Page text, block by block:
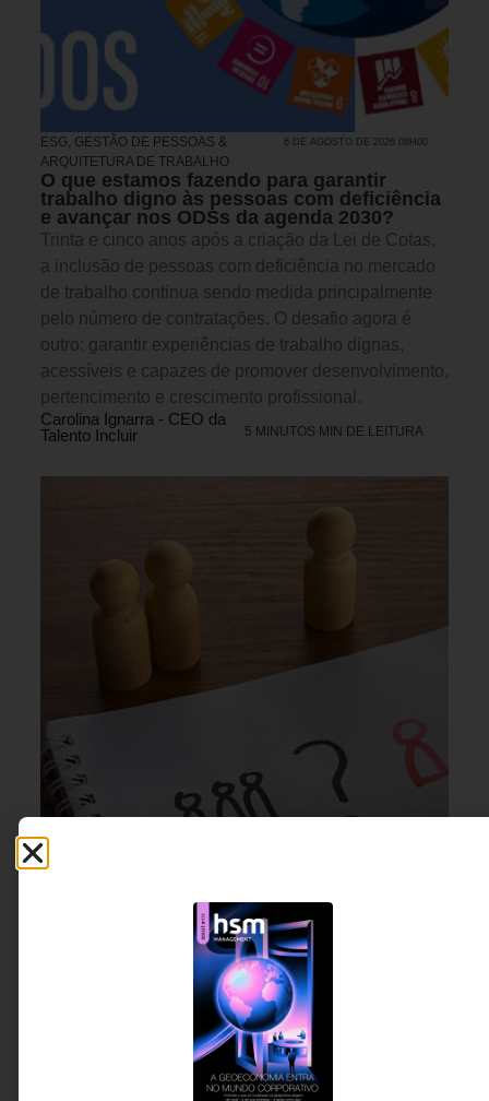
ESG, GESTÃO DE PESSOAS &
ARQUITETURA DE TRABALHO
6 DE AGOSTO DE 2026 08H00
O que estamos fazendo para garantir
trabalho digno às pessoas com deficiência
e avançar nos ODSs da agenda 2030?
Trinta e cinco anos após a criação da Lei de Cotas,
a inclusão de pessoas com deficiência no mercado
de trabalho continua sendo medida principalmente
pelo número de contratações. O desafio agora é
outro: garantir experiências de trabalho dignas,
acessíveis e capazes de promover desenvolvimento,
pertencimento e crescimento profissional.
Carolina Ignarra - CEO da
Talento Incluir
5 MINUTOS MIN DE LEITURA
ARQUITETURA DE TRABALHO
5 DE AGOSTO DE 2026 14H00
Contratar, promover ou buscar fora: a
decisão que separa o líder do gestor
Promover talentos internos, contratar no mercado ou
recorrer a executivos por projeto são decisões cada